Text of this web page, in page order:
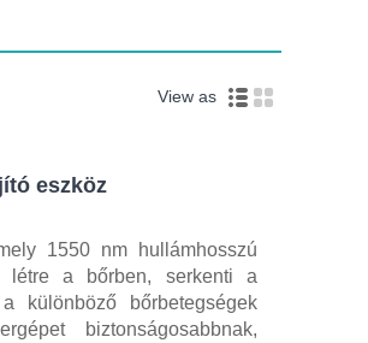
View as
eszköz
1550 nm hullámhosszú
létre a bőrben, serkenti a
különböző bőrbetegségek
biztonságosabbnak,